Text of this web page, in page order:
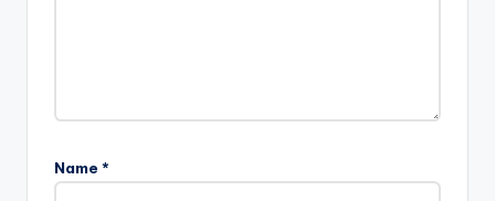
Name *